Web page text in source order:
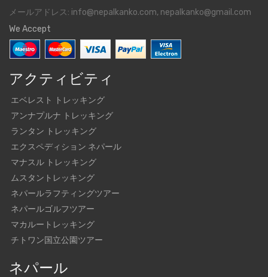
メールアドレス: info@nepalkanko.com, nepalkanko@gmail.com
We Accept
アクティビティ
エベレスト トレッキング
アンナプルナ トレッキング
ランタン トレッキング
エクスペディション ネパール
マナスル トレッキング
ムスタントレッキング
ネパールラフティングツアー
ネパールゴルフツアー
マカルートレッキング
チトワン国立公園ツアー
ネパール